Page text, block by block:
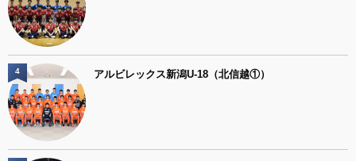
アルビレックス新潟U-18（北信越①）
4